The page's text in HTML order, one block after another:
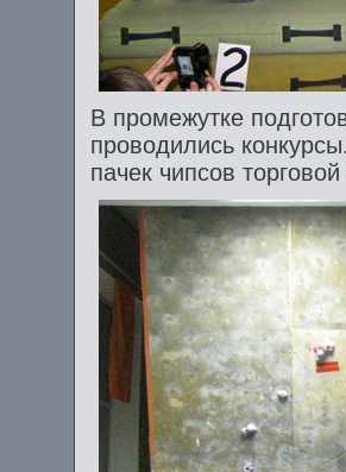
В промежутке
проводились
пачек чипсов